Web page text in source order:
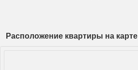
Расположение квартиры на карте